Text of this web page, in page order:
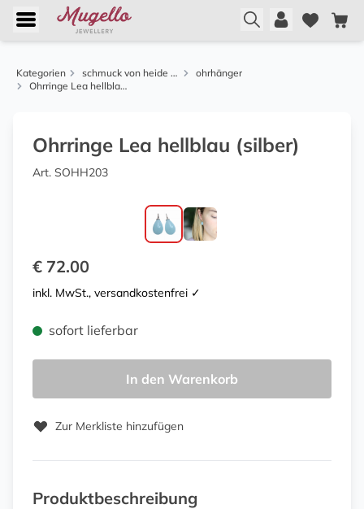
Kategorien schmuck von heide heinzendorff
ohrhänger
Ohrringe Lea hellblau (silber)
Ohrringe Lea hellblau (silber)
Art. SOHH203
€ 72.00
inkl. MwSt., versandkostenfrei ✓
sofort lieferbar
In den Warenkorb
Zur Merkliste hinzufügen
Produktbeschreibung